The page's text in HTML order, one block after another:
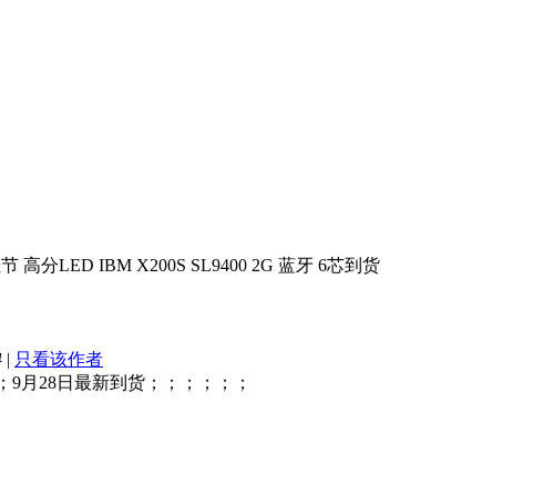
高分LED IBM X200S SL9400 2G 蓝牙 6芯到货
| 只看该作者
月28日最新到货；；；；；；